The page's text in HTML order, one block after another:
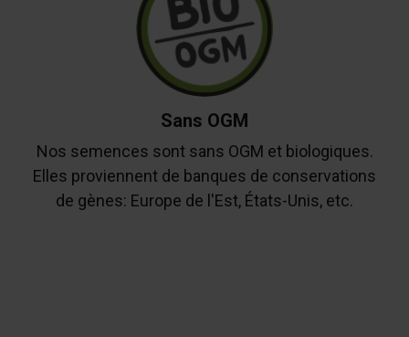
Sans OGM
Nos semences sont sans OGM et biologiques.
Elles proviennent de banques de conservations
de gènes: Europe de l'Est, États-Unis, etc.